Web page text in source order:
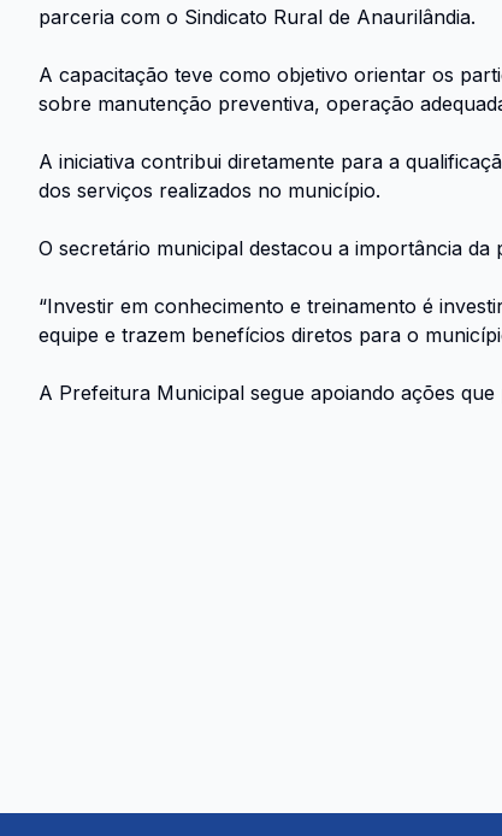
parceria com o Sindicato Rural de Anaurilândia.
A capacitação teve como objetivo orientar os
sobre manutenção preventiva, operação
A iniciativa contribui diretamente para a
dos serviços realizados no município.
O secretário municipal destacou a importância
“Investir em conhecimento e treinamento é
equipe e trazem benefícios diretos para o
A Prefeitura Municipal segue apoiando ações